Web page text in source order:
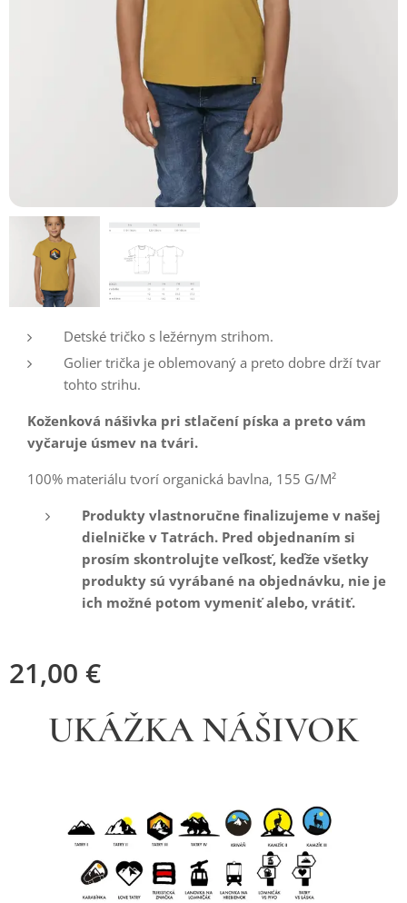
Detské tričko s ležérnym strihom.
Golier trička je oblemovaný a preto dobre drží tvar
tohto strihu.
Koženková nášivka pri stlačení píska a preto vám
vyčaruje úsmev na tvári.
100% materiálu tvorí organická bavlna, 155 G/M²
Produkty vlastnoručne finalizujeme v našej
dielničke v Tatrách. Pred objednaním si
prosím skontrolujte veľkosť, keďže všetky
produkty sú vyrábané na objednávku, nie je
ich možné potom vymeniť alebo, vrátiť.
21,00 €
UKÁŽKA NÁŠIVOK